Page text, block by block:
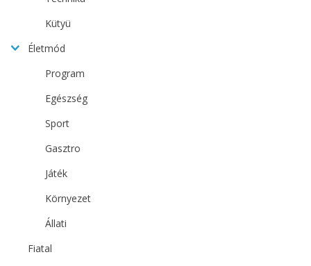
Kütyü
Életmód
Program
Egészség
Sport
Gasztro
Játék
Környezet
Állati
Fiatal